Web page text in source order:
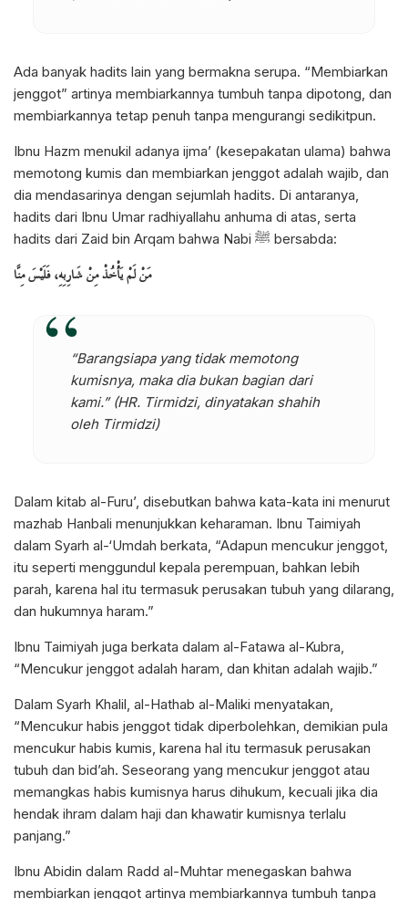
Ada banyak hadits lain yang bermakna serupa. “Membiarkan
jenggot” artinya membiarkannya tumbuh tanpa dipotong, dan
membiarkannya tetap penuh tanpa mengurangi sedikitpun.
Ibnu Hazm menukil adanya ijma’ (kesepakatan ulama) bahwa
memotong kumis dan membiarkan jenggot adalah wajib, dan
dia mendasarinya dengan sejumlah hadits. Di antaranya,
hadits dari Ibnu Umar radhiyallahu anhuma di atas, serta
hadits dari Zaid bin Arqam bahwa Nabi
bersabda:
مَنْ لَمْ يَأْخُذْ مِنْ شَارِبِهِ، فَلَيْسَ مِنَّا
“Barangsiapa yang tidak memotong
kumisnya, maka dia bukan bagian dari
kami.” (HR. Tirmidzi, dinyatakan shahih
oleh Tirmidzi)
Dalam kitab al-Furu’, disebutkan bahwa kata-kata ini menurut
mazhab Hanbali menunjukkan keharaman. Ibnu Taimiyah
dalam Syarh al-‘Umdah berkata, “Adapun mencukur jenggot,
itu seperti menggundul kepala perempuan, bahkan lebih
parah, karena hal itu termasuk perusakan tubuh yang dilarang,
dan hukumnya haram.”
Ibnu Taimiyah juga berkata dalam al-Fatawa al-Kubra,
“Mencukur jenggot adalah haram, dan khitan adalah wajib.”
Dalam Syarh Khalil, al-Hathab al-Maliki menyatakan,
“Mencukur habis jenggot tidak diperbolehkan, demikian pula
mencukur habis kumis, karena hal itu termasuk perusakan
tubuh dan bid’ah. Seseorang yang mencukur jenggot atau
memangkas habis kumisnya harus dihukum, kecuali jika dia
hendak ihram dalam haji dan khawatir kumisnya terlalu
panjang.”
Ibnu Abidin dalam Radd al-Muhtar menegaskan bahwa
membiarkan jenggot artinya membiarkannya tumbuh tanpa